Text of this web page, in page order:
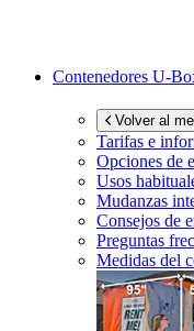
Contenedores U-
Volver al
Tarifas e
Opciones de
Usos
Mudanzas
Consejos de
Preguntas
Medidas del